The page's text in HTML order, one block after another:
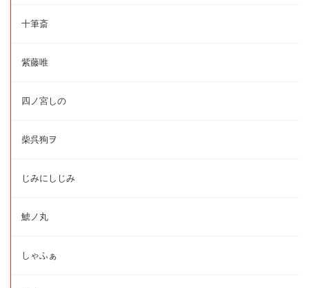
十筆斎
紫藤唯
四ノ宮しの
柴呉狗ヲ
じみにしじみ
鯱ノ丸
しゃふぁ